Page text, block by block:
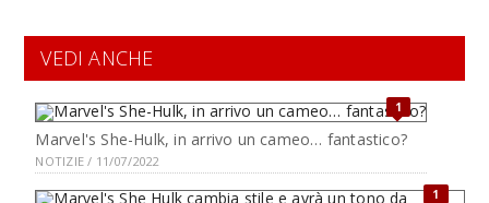
VEDI ANCHE
1
Marvel's She-Hulk, in arrivo un cameo… fantastico?
NOTIZIE / 11/07/2022
1